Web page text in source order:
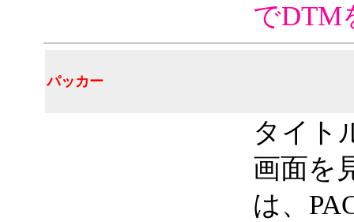
でDTM
パッカー
タイト
画面を
は、